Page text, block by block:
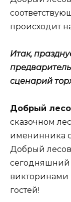
происходит
Итак,
сценарий
Добрый
сказочном
именинника
Добрый
сегодняшний
викторинами
гостей!